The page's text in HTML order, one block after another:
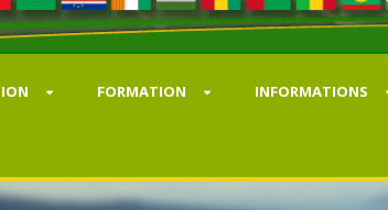
FORMATION INFORMATIONS